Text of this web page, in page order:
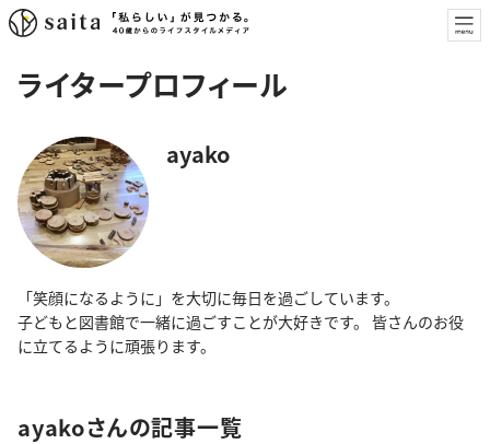
ライタープロフィール
ayako
「笑顔になるように」を大切に毎日を過ごしています。
子どもと図書館で一緒に過ごすことが大好きです。 皆さんのお役
に立てるように頑張ります。
ayakoさんの記事一覧